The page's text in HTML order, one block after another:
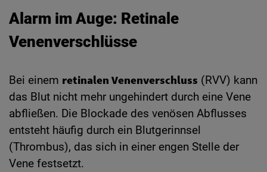
Alarm im Auge: Retinale
Venenverschlüsse
Bei einem retinalen Venenverschluss (RVV) kann
das Blut nicht mehr ungehindert durch eine Vene
abfließen. Die Blockade des venösen Abflusses
entsteht häufig durch ein Blutgerinnsel
(Thrombus), das sich in einer engen Stelle der
Vene festsetzt.